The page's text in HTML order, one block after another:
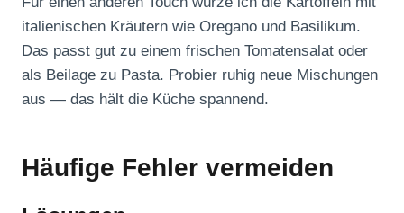
italienischen Kräutern wie Oregano und Basilikum.
Das passt gut zu einem frischen Tomatensalat oder
als Beilage zu Pasta. Probier ruhig neue Mischungen
aus — das hält die Küche spannend.
Häufige Fehler vermeiden